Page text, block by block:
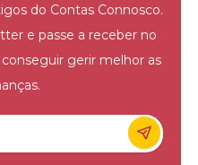
do Contas Connosco.
e passe a receber no
gerir melhor as